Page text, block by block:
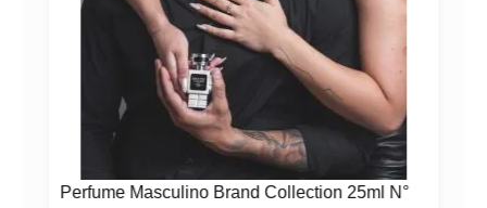
Perfume Masculino Brand Collection 25ml N°